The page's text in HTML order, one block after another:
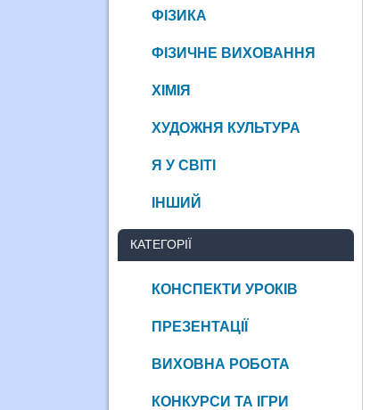
ФІЗИКА
ФІЗИЧНЕ ВИХОВАННЯ
ХІМІЯ
ХУДОЖНЯ КУЛЬТУРА
Я У СВІТІ
ІНШИЙ
КАТЕГОРІЇ
КОНСПЕКТИ УРОКІВ
ПРЕЗЕНТАЦІЇ
ВИХОВНА РОБОТА
КОНКУРСИ ТА ІГРИ